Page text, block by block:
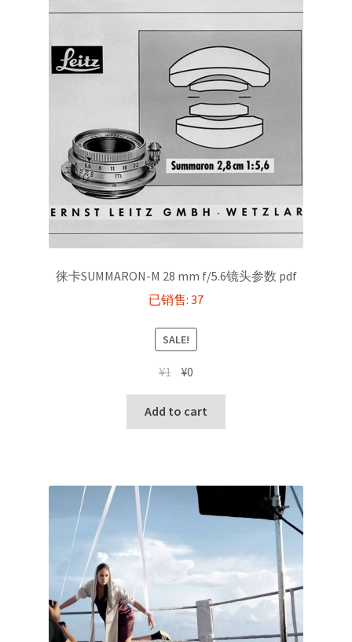
徕卡SUMMARON-M 28 mm f/5.6镜头参数 pdf
已销售: 37
SALE!
¥1 Original
was:
¥1.
¥0
is:
¥0.
Add to cart